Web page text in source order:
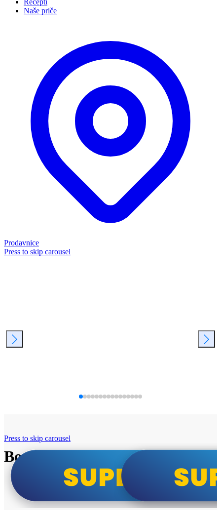
Recepti
Naše priče
Prodavnice
Press to skip carousel
Bosch super cene
Press to skip carousel